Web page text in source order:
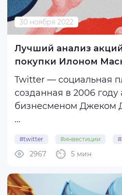
30 ноября 2022
Лучший анализ
покупки Илоном
Twitter — социальная платформа,
созданная в 2006
бизнесменом Джеком
что пользователи
мнение на
с помощью твитов.
использования сети в
#twitter #инвестиции
#илон_маск 5 мин
2967